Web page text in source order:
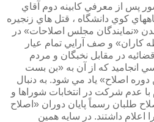
از معرفي كابينه دوم آقاي
كوي دانشگاه ، قتل هاي زنجيره
«نمايندگان مجلس اصلاحات» در
و صف آرايي تمام عيار
در مقابل نخبگان و مردم
انجاميد كه از آ‌ن به «بن بست
دوره اصلاح» ياد مي شود. به دنبال
با عدم شركت در انتخابات شوراها و
طلبان رسماً پايان دوران «اصلاح
داشتند. در سايه همين